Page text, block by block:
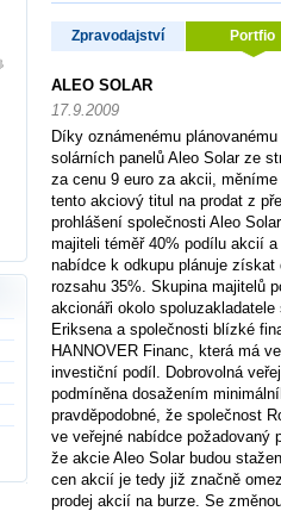
Zpravodajství Portfio
ALEO SOLAR
17.9.2009
Díky oznámenému
solárních panelů Aleo Solar ze
za cenu 9 euro za akcii,
tento akciový titul na prodat z
prohlášení společnosti Aleo
majiteli téměř 40% podílu akcií
nabídce k odkupu plánuje
rozsahu 35%. Skupina majitelů
akcionáři okolo
Eriksena a společnosti blízké
HANNOVER Financ, která má
investiční podíl. Dobrovolná
podmíněna dosažením
pravděpodobné, že společnost
ve veřejné nabídce požadovaný
že akcie Aleo Solar budou
cen akcií je tedy již značně
prodej akcií na burze. Se